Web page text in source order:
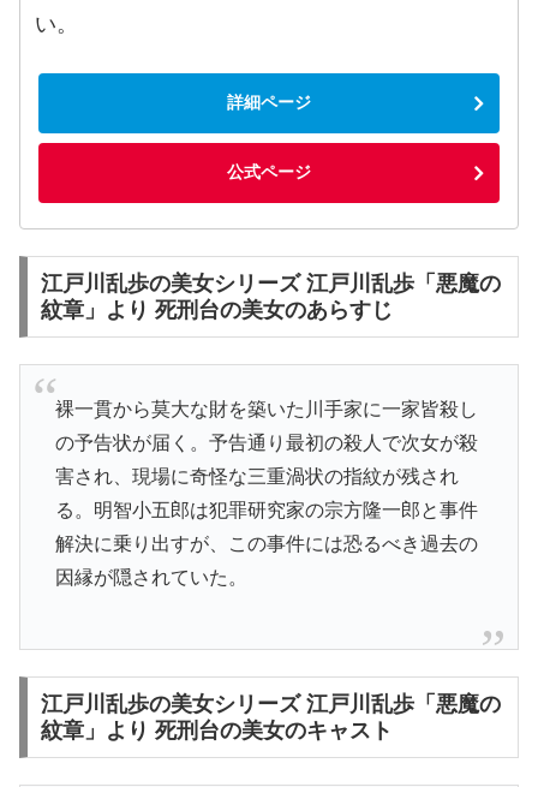
い。
詳細ページ
公式ページ
江戸川乱歩の美女シリーズ 江戸川乱歩「悪魔の
紋章」より 死刑台の美女のあらすじ
裸一貫から莫大な財を築いた川手家に一家皆殺し
の予告状が届く。予告通り最初の殺人で次女が殺
害され、現場に奇怪な三重渦状の指紋が残され
る。明智小五郎は犯罪研究家の宗方隆一郎と事件
解決に乗り出すが、この事件には恐るべき過去の
因縁が隠されていた。
江戸川乱歩の美女シリーズ 江戸川乱歩「悪魔の
紋章」より 死刑台の美女のキャスト